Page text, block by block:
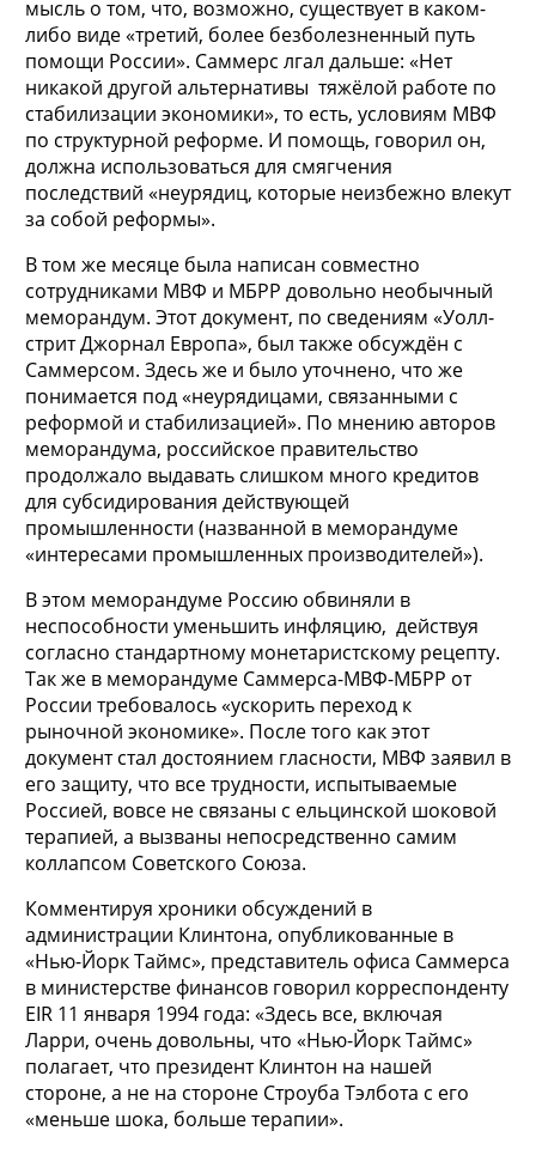
мысль о том, что, возможно, существует в каком-
либо виде «третий, более безболезненный путь
помощи России». Саммерс лгал дальше: «Нет
никакой другой альтернативы тяжёлой работе по
стабилизации экономики», то есть, условиям МВФ
по структурной реформе. И помощь, говорил он,
должна использоваться для смягчения
последствий «неурядиц, которые неизбежно влекут
за собой реформы».
В том же месяце была написан совместно
сотрудниками МВФ и МБРР довольно необычный
меморандум. Этот документ, по сведениям «Уолл-
стрит Джорнал Европа», был также обсуждён с
Саммерсом. Здесь же и было уточнено, что же
понимается под «неурядицами, связанными с
реформой и стабилизацией». По мнению авторов
меморандума, российское правительство
продолжало выдавать слишком много кредитов
для субсидирования действующей
промышленности (названной в меморандуме
«интересами промышленных производителей»).
В этом меморандуме Россию обвиняли в
неспособности уменьшить инфляцию, действуя
согласно стандартному монетаристскому рецепту.
Так же в меморандуме Саммерса-МВФ-МБРР от
России требовалось «ускорить переход к
рыночной экономике». После того как этот
документ стал достоянием гласности, МВФ заявил в
его защиту, что все трудности, испытываемые
Россией, вовсе не связаны с ельцинской шоковой
терапией, а вызваны непосредственно самим
коллапсом Советского Союза.
Комментируя хроники обсуждений в
администрации Клинтона, опубликованные в
«Нью-Йорк Таймс», представитель офиса Саммерса
в министерстве финансов говорил корреспонденту
EIR 11 января 1994 года: «Здесь все, включая
Ларри, очень довольны, что «Нью-Йорк Таймс»
полагает, что президент Клинтон на нашей
стороне, а не на стороне Строуба Тэлбота с его
«меньше шока, больше терапии».